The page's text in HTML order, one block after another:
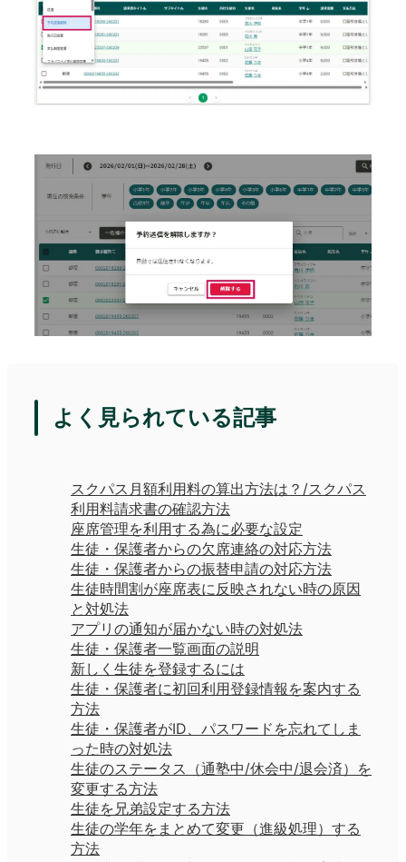
よく見られている記事
スクパス月額利用料の算出方法は？/スクパス
利用料請求書の確認方法
アプリの通知が届かない時の対処法
生徒の学年をまとめて変更（進級処理）する
方法
座席管理を利用する為に必要な設定
生徒・保護者からの欠席連絡の対応方法
生徒・保護者からの振替申請の対応方法
生徒・保護者一覧画面の説明
生徒・保護者に初回利用登録情報を案内する
方法
生徒・保護者がID、パスワードを忘れてしま
った時の対処法
生徒のステータス（通塾中/休会中/退会済）を
変更する方法
生徒を兄弟設定する方法
生徒時間割が座席表に反映されない時の原因
と対処法
新しく生徒を登録するには